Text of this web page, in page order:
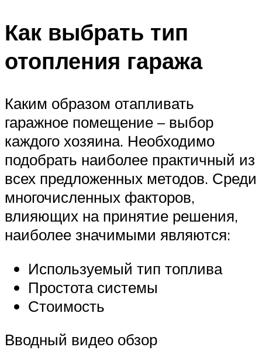
Как выбрать тип
отопления гаража
Каким образом отапливать
гаражное помещение – выбор
каждого хозяина. Необходимо
подобрать наиболее практичный из
всех предложенных методов. Среди
многочисленных факторов,
влияющих на принятие решения,
наиболее значимыми являются:
Используемый тип топлива
Простота системы
Стоимость
Вводный видео обзор